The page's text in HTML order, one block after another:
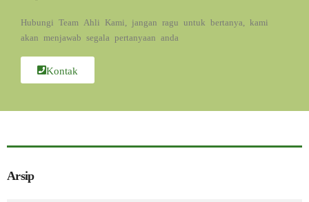
Hubungi Team Ahli Kami, jangan ragu untuk bertanya, kami
akan menjawab segala pertanyaan anda
Kontak
Arsip